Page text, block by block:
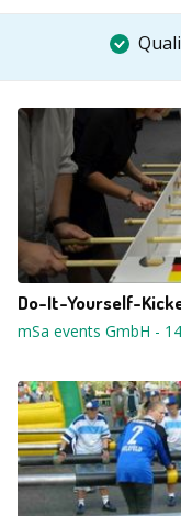
Do-It-Yourself-
mSa events GmbH -